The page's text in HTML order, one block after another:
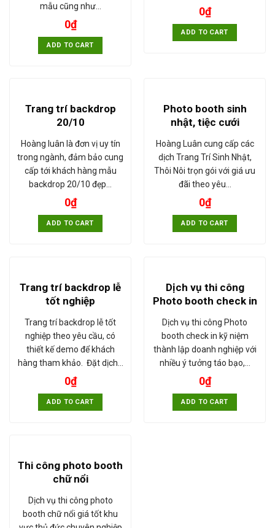
mẫu cũng như…
0₫
ADD TO CART
0₫
ADD TO CART
Trang trí backdrop
20/10
Hoàng luân là đơn vị uy tín
trong ngành, đảm bảo cung
cấp tới khách hàng mẫu
backdrop 20/10 đẹp…
0₫
ADD TO CART
Photo booth sinh
nhật, tiệc cưới
Hoàng Luân cung cấp các
dịch Trang Trí Sinh Nhật,
Thôi Nôi trọn gói với giá ưu
đãi theo yêu…
0₫
ADD TO CART
Trang trí backdrop lễ
tốt nghiệp
Trang trí backdrop lễ tốt
nghiệp theo yêu cầu, có
thiết kế demo để khách
hàng tham khảo. Đặt dịch…
0₫
ADD TO CART
Dịch vụ thi công
Photo booth check in
Dịch vụ thi công Photo
booth check in kỹ niệm
thành lập doanh nghiệp với
nhiều ý tưởng táo bạo,…
0₫
ADD TO CART
Thi công photo booth
chữ nổi
Dịch vụ thi công photo
booth chữ nổi giá tốt khu